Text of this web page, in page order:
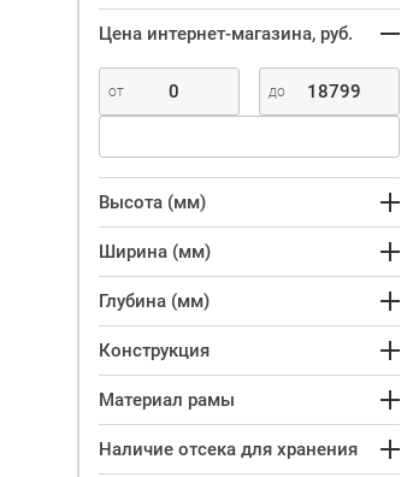
Цена интернет-магазина, руб.
Высота (мм)
Ширина (мм)
Глубина (мм)
Конструкция
Материал рамы
Наличие отсека для хранения